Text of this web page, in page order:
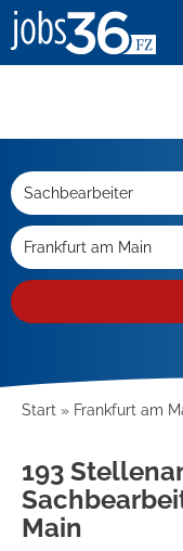
Start Frankfurt am
193
Main